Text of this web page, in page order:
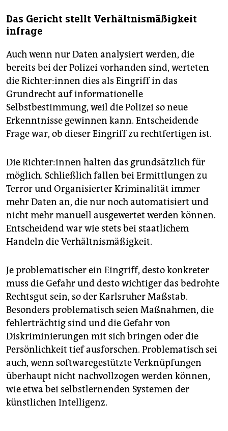
Das Gericht stellt Verhältnismäßigkeit
infrage
Auch wenn nur Daten analysiert werden, die
bereits bei der Polizei vorhanden sind, werteten
die Rich­te­r:in­nen dies als Eingriff in das
Grundrecht auf informationelle
Selbstbestimmung, weil die Polizei so neue
Erkenntnisse gewinnen kann. Entscheidende
Frage war, ob dieser Eingriff zu rechtfertigen ist.
Die Rich­te­r:in­nen halten das grundsätzlich für
möglich. Schließlich fallen bei Ermittlungen zu
Terror und Organisierter Kriminalität immer
mehr Daten an, die nur noch automatisiert und
nicht mehr manuell ausgewertet werden können.
Entscheidend war wie stets bei staatlichem
Handeln die Verhältnismäßigkeit.
Je problematischer ein Eingriff, desto konkreter
muss die Gefahr und desto wichtiger das bedrohte
Rechtsgut sein, so der Karlsruher Maßstab.
Besonders problematisch seien Maßnahmen, die
fehlerträchtig sind und die Gefahr von
Diskriminierungen mit sich bringen oder die
Persönlichkeit tief ausforschen. Problematisch sei
auch, wenn softwaregestützte Verknüpfungen
überhaupt nicht nachvollzogen werden können,
wie etwa bei selbstlernenden Systemen der
künstlichen Intelligenz.